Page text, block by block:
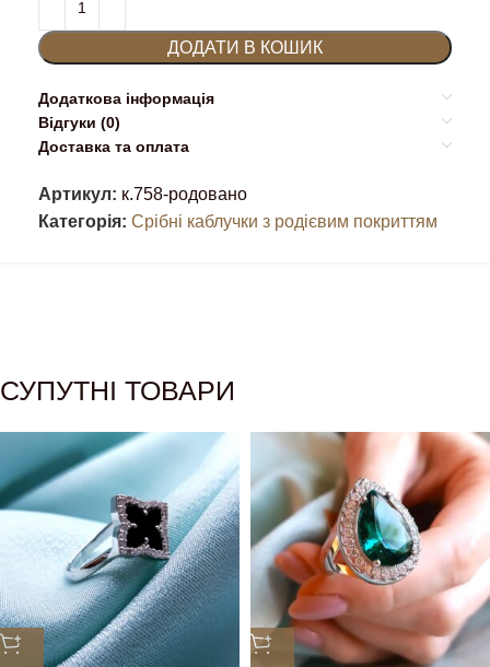
ДОДАТИ В КОШИК
Додаткова інформація
Відгуки (0)
Доставка та оплата
Артикул: к.758-родовано
Категорія: Срібні каблучки з родієвим покриттям
СУПУТНІ ТОВАРИ